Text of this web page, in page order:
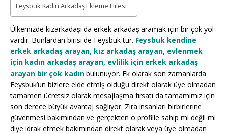
Feysbuk Kadın Arkadaş Ekleme Hilesi
Ülkemizde kızarkadaşı da erkek arkadaş aramak için bir çok yol
vardır. Bunlardan birisi de Feysbuk tur. Feysbuk kendine
erkek arkadaş arayan, kız arkadaş arayan, evlenmek
için kadın arkadaş arayan, evlilik için erkek arkadaş
arayan bir çok kadın bulunuyor. Ek olarak son zamanlarda
Feysbuk’un bizlere elde etmiş olduğu direkt olarak üye olmadan
tamamen ücretsiz olarak mesajlaşma fırsatı da tamamımız için
son derece büyük avantaj sağlıyor. Zira insanları birbirlerine
güvenmesi bakımından ve gerçekten o profille sahip mi değil mi
diye idrak etmek bakımından direkt olarak veya üye olmadan